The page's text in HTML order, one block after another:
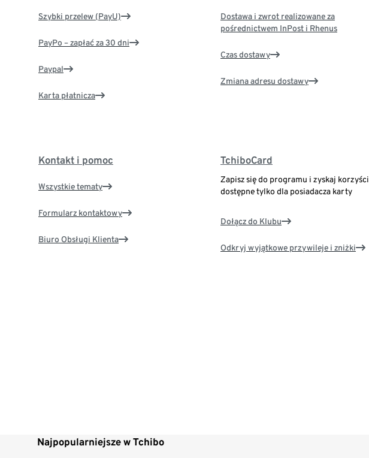
Szybki przelew (PayU)
PayPo – zapłać za 30 dni
Paypal
Karta płatnicza
Dostawa i zwrot realizowane za
pośrednictwem InPost i Rhenus
Czas dostawy
Zmiana adresu dostawy
Kontakt i pomoc
Wszystkie tematy
Formularz kontaktowy
Biuro Obsługi Klienta
TchiboCard
Zapisz się do programu i zyskaj korzyści
dostępne tylko dla posiadacza karty
Dołącz do Klubu
Odkryj wyjątkowe przywileje i zniżki
Najpopularniejsze w Tchibo